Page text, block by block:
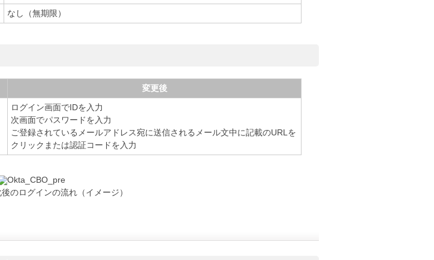
なし（無期限）
変更後
ログイン画面でIDを入力
次画面でパスワードを入力
ご登録されているメールアドレス宛に送信されるメール文中に記載のURLを
クリックまたは認証コードを入力
のログインの流れ（イメージ）